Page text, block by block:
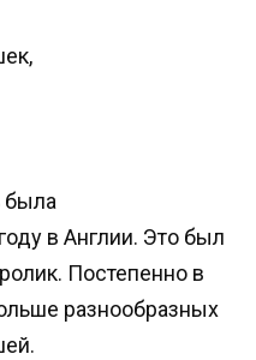
была
в Англии. Это был
Постепенно в
разнообразных